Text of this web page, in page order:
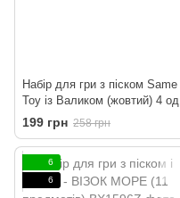
Набір для гри з піском Same
Toy із Валиком (жовтий) 4 од.
199 грн 258 грн
6
6